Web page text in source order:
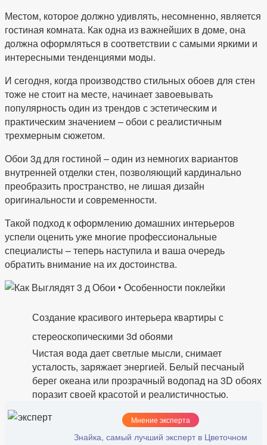
Местом, которое должно удивлять, несомненно, является
гостиная комната. Как одна из важнейших в доме, она
должна оформляться в соответствии с самыми яркими и
интересными тенденциями моды.
И сегодня, когда производство стильных обоев для стен
тоже не стоит на месте, начинает завоевывать
популярность один из трендов с эстетическим и
практическим значением – обои с реалистичным
трехмерным сюжетом.
Обои 3д для гостиной – один из немногих вариантов
внутренней отделки стен, позволяющий кардинально
преобразить пространство, не лишая дизайн
оригинальности и современности.
Такой подход к оформлению домашних интерьеров
успели оценить уже многие профессиональные
специалисты – теперь наступила и ваша очередь
обратить внимание на их достоинства.
Создание красивого интерьера квартиры с
стереоскопическими 3d обоями
Чистая вода дает светлые мысли, снимает
усталость, заряжает энергией. Белый песчаный
берег океана или прозрачный водопад на 3D обоях
поразит своей красотой и реалистичностью.
Мнение эксперта
Знайка, самый лучший эксперт в Цветочном